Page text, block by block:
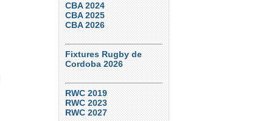
CBA 2024
CBA 2025
CBA 2026
Fixtures Rugby de
Cordoba 2026
RWC 2019
RWC 2023
RWC 2027